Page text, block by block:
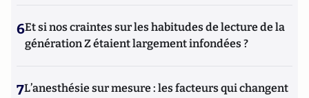
6Et si nos craintes sur les habitudes de lecture de la
génération Z étaient largement infondées ?
7L’anesthésie sur mesure : les facteurs qui changent